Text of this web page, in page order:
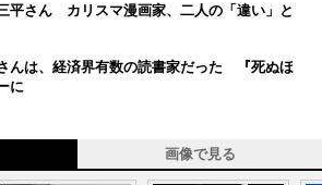
平さん カリスマ漫画家、二人の「違い」と
んは、経済界有数の読書家だった 『死ぬほ
に
画像で見る